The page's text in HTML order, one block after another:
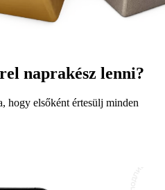
naprakész lenni?
hogy elsőként értesülj minden